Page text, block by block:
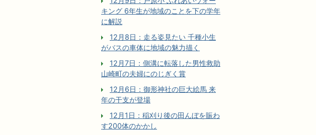
キング 6年生が地域のことを下の学年
に解説
12月8日：走る姿見たい 千種小生
がバスの車体に地域の魅力描く
12月7日：側溝に転落した男性救助
山崎町の夫婦にのじぎく賞
12月6日：御形神社の巨大絵馬 来
年の干支が登場
12月1日：稲刈り後の田んぼを賑わ
す200体のかかし